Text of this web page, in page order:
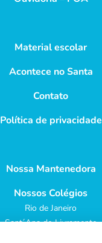
Material escolar
Acontece no Santa
Contato
Política de privacidade
Nossa Mantenedora
Nossos Colégios
Rio de Janeiro
Sant´Ana do Livramento